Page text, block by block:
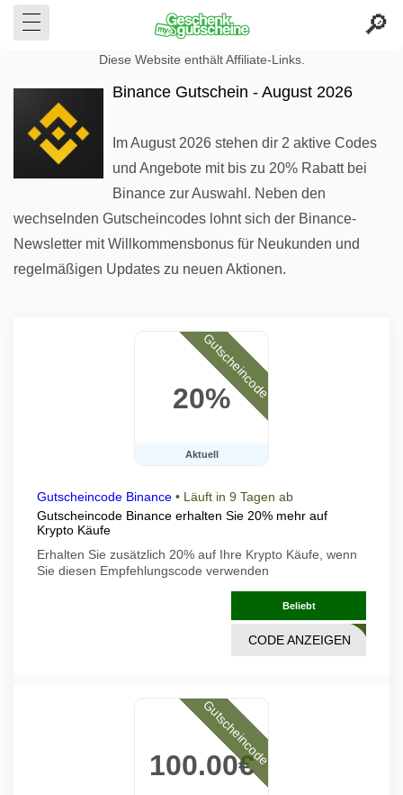
Diese Website enthält Affiliate-Links.
Binance Gutschein - August 2026
Im August 2026 stehen dir 2 aktive Codes
und Angebote mit bis zu 20% Rabatt bei
Binance zur Auswahl. Neben den
wechselnden Gutscheincodes lohnt sich der Binance-
Newsletter mit Willkommensbonus für Neukunden und
regelmäßigen Updates zu neuen Aktionen.
20%
Aktuell
Gutscheincode
Gutscheincode Binance • Läuft in 9 Tagen ab
Gutscheincode Binance erhalten Sie 20% mehr auf
Krypto Käufe
Erhalten Sie zusätzlich 20% auf Ihre Krypto Käufe, wenn
Sie diesen Empfehlungscode verwenden
Beliebt
2J1C
CODE ANZEIGEN
100.00€
Gutscheincode